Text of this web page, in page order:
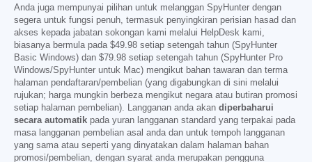
Anda juga mempunyai pilihan untuk melanggan SpyHunter dengan
segera untuk fungsi penuh, termasuk penyingkiran perisian hasad dan
akses kepada jabatan sokongan kami melalui HelpDesk kami,
biasanya bermula pada $49.98 setiap setengah tahun (SpyHunter
Basic Windows) dan $79.98 setiap setengah tahun (SpyHunter Pro
Windows/SpyHunter untuk Mac) mengikut bahan tawaran dan terma
halaman pendaftaran/pembelian (yang digabungkan di sini melalui
rujukan; harga mungkin berbeza mengikut negara atau butiran promosi
setiap halaman pembelian). Langganan anda akan diperbaharui
secara automatik pada yuran langganan standard yang terpakai pada
masa langganan pembelian asal anda dan untuk tempoh langganan
yang sama atau seperti yang dinyatakan dalam halaman bahan
promosi/pembelian, dengan syarat anda merupakan pengguna